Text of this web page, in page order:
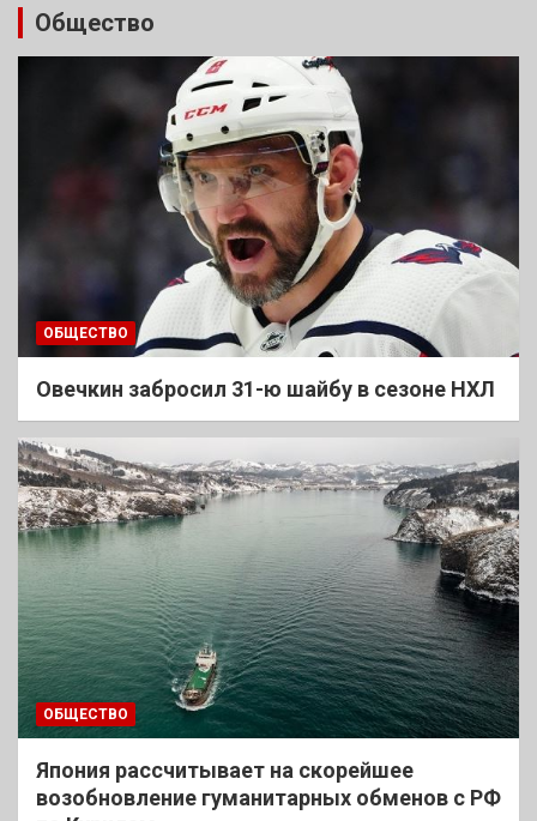
Общество
ОБЩЕСТВО
Овечкин забросил 31-ю шайбу в сезоне НХЛ
ОБЩЕСТВО
Япония рассчитывает на скорейшее
возобновление гуманитарных обменов с РФ